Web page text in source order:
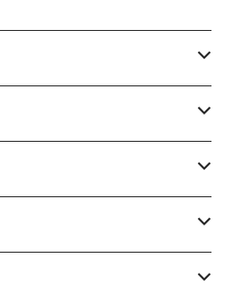
計 中古